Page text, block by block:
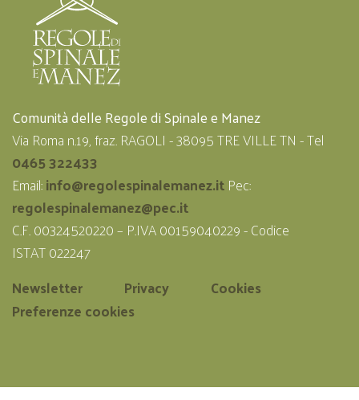
Comunità delle Regole di Spinale e Manez
Via Roma n.19, fraz. RAGOLI - 38095 TRE VILLE TN - Tel
0465 322433
Email:info@regolespinalemanez.itPec:
regolespinalemanez@pec.it
C.F. 00324520220 – P.IVA 00159040229 - Codice
ISTAT 022247
Newsletter
Privacy
Cookies
Preferenze cookies